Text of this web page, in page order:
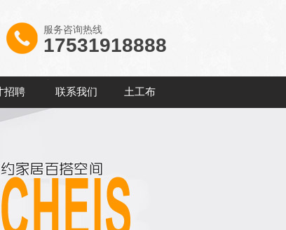
服务咨询热线
17531918888
招聘 联系我们 土工布